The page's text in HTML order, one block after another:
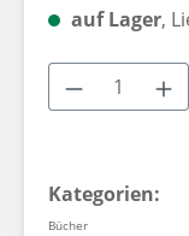
auf Lager,
Produkt
Kategorien:
Bücher